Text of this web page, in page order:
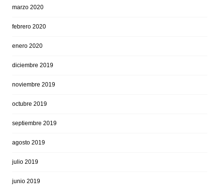
marzo 2020
febrero 2020
enero 2020
diciembre 2019
noviembre 2019
octubre 2019
septiembre 2019
agosto 2019
julio 2019
junio 2019